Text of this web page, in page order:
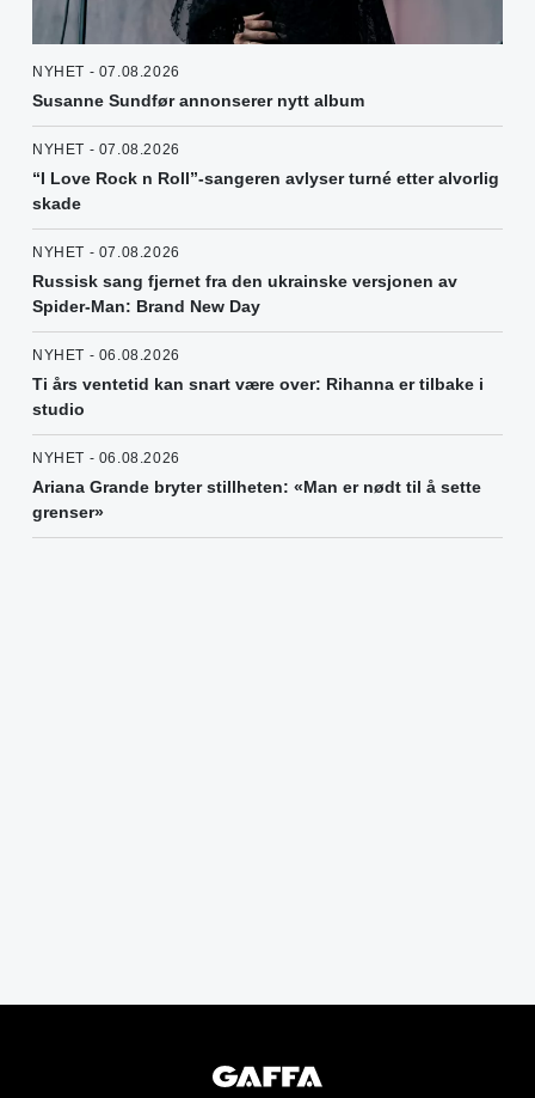
NYHET - 07.08.2026
Susanne Sundfør annonserer nytt album
NYHET - 07.08.2026
“I Love Rock n Roll”-sangeren avlyser turné etter alvorlig
skade
NYHET - 07.08.2026
Russisk sang fjernet fra den ukrainske versjonen av
Spider-Man: Brand New Day
NYHET - 06.08.2026
Ti års ventetid kan snart være over: Rihanna er tilbake i
studio
NYHET - 06.08.2026
Ariana Grande bryter stillheten: «Man er nødt til å sette
grenser»